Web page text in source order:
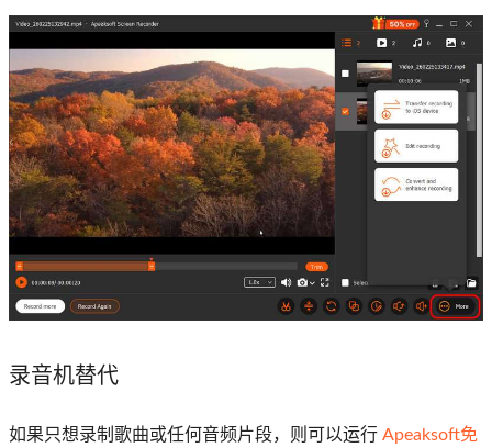
录音机替代
如果只想录制歌曲或任何音频片段，则可以运行 Apeaksoft免